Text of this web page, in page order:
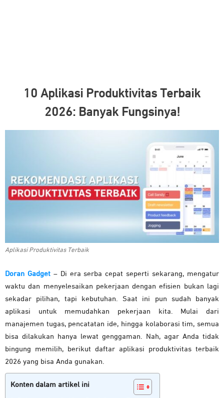
10 Aplikasi Produktivitas Terbaik
2026: Banyak Fungsinya!
Aplikasi Produktivitas Terbaik
Doran Gadget– Di era serba cepat seperti sekarang, mengatur
waktu dan menyelesaikan pekerjaan dengan efisien bukan lagi
sekadar pilihan, tapi kebutuhan. Saat ini pun sudah banyak
aplikasi untuk memudahkan pekerjaan kita. Mulai dari
manajemen tugas, pencatatan ide, hingga kolaborasi tim, semua
bisa dilakukan hanya lewat genggaman. Nah, agar Anda tidak
bingung memilih, berikut daftar aplikasi produktivitas terbaik
2026 yang bisa Anda gunakan.
Konten dalam artikel ini